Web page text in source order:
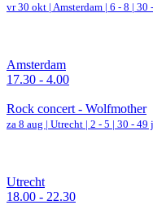
vr 30 okt | Amsterdam | 6 - 8 | 30
Amsterdam
17.30 - 4.00
Rock concert - Wolfmother
za 8 aug | Utrecht | 2 - 5 | 30 - 49
Utrecht
18.00 - 22.30